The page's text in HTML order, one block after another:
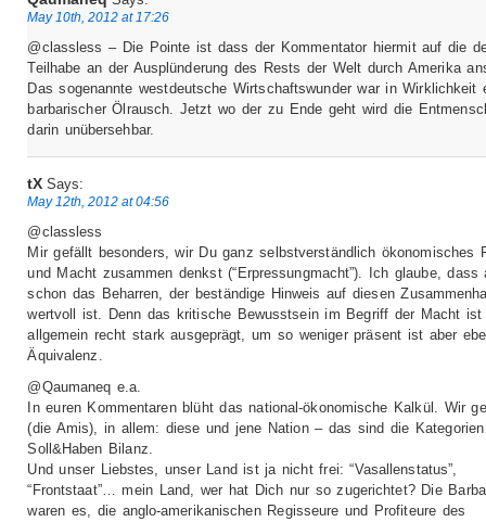
May 10th, 2012 at 17:26
@classless – Die Pointe ist dass der Kommentator hiermit auf die
Teilhabe an der Ausplünderung des Rests der Welt durch Amerika
Das sogenannte westdeutsche Wirtschaftswunder war in Wirklichkeit
barbarischer Ölrausch. Jetzt wo der zu Ende geht wird die
darin unübersehbar.
tX Says:
May 12th, 2012 at 04:56
@classless
Mir gefällt besonders, wir Du ganz selbstverständlich ökonomisches
und Macht zusammen denkst (“Erpressungmacht”). Ich glaube, dass
schon das Beharren, der beständige Hinweis auf diesen
wertvoll ist. Denn das kritische Bewusstsein im Begriff der Macht ist
allgemein recht stark ausgeprägt, um so weniger präsent ist aber
Äquivalenz.
@Qaumaneq e.a.
In euren Kommentaren blüht das national-ökonomische Kalkül. Wir
(die Amis), in allem: diese und jene Nation – das sind die
Soll&Haben Bilanz.
Und unser Liebstes, unser Land ist ja nicht frei: “Vasallenstatus”,
“Frontstaat”… mein Land, wer hat Dich nur so zugerichtet? Die
waren es, die anglo-amerikanischen Regisseure und Profiteure des